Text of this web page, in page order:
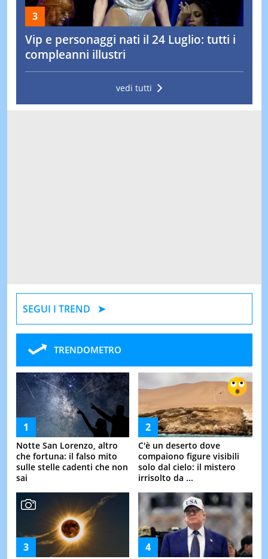
Vip e personaggi nati il 24 Luglio: tutti i
compleanni illustri
vedi tutti
SEGUI I TREND
TRENDOMETRO
Notte San Lorenzo, altro
che fortuna: il falso mito
sulle stelle cadenti che non
sai
C'è un deserto dove
compaiono figure visibili
solo dal cielo: il mistero
irrisolto da ...